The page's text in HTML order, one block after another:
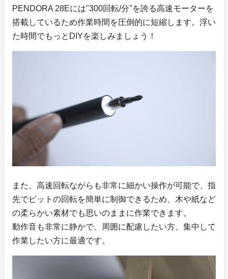
PENDORA 28Eには"300回転/分"を誇る高速モーターを
搭載しているため作業時間を圧倒的に短縮します。浮い
た時間でもっとDIYを楽しみましょう！
また、高速回転ながらも非常に細かい操作が可能で、指
先でビットの回転を簡単に制御できるため、木や紙など
の柔らかい素材でも思いのままに作業できます。
動作音も非常に静かで、周囲に配慮したい方、集中して
作業したい方に最適です。